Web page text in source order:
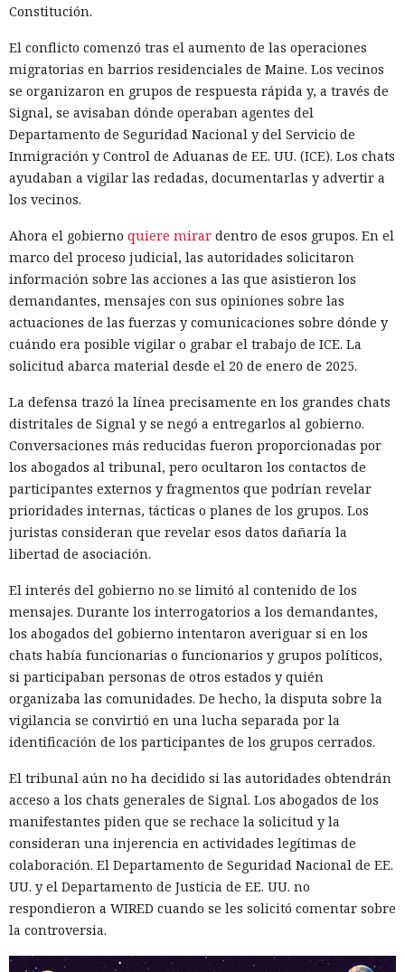
Constitución.
El conflicto comenzó tras el aumento de las operaciones
migratorias en barrios residenciales de Maine. Los vecinos
se organizaron en grupos de respuesta rápida y, a través de
Signal, se avisaban dónde operaban agentes del
Departamento de Seguridad Nacional y del Servicio de
Inmigración y Control de Aduanas de EE. UU. (ICE). Los chats
ayudaban a vigilar las redadas, documentarlas y advertir a
los vecinos.
Ahora el gobierno quiere mirar dentro de esos grupos. En el
marco del proceso judicial, las autoridades solicitaron
información sobre las acciones a las que asistieron los
demandantes, mensajes con sus opiniones sobre las
actuaciones de las fuerzas y comunicaciones sobre dónde y
cuándo era posible vigilar o grabar el trabajo de ICE. La
solicitud abarca material desde el 20 de enero de 2025.
La defensa trazó la línea precisamente en los grandes chats
distritales de Signal y se negó a entregarlos al gobierno.
Conversaciones más reducidas fueron proporcionadas por
los abogados al tribunal, pero ocultaron los contactos de
participantes externos y fragmentos que podrían revelar
prioridades internas, tácticas o planes de los grupos. Los
juristas consideran que revelar esos datos dañaría la
libertad de asociación.
El interés del gobierno no se limitó al contenido de los
mensajes. Durante los interrogatorios a los demandantes,
los abogados del gobierno intentaron averiguar si en los
chats había funcionarias o funcionarios y grupos políticos,
si participaban personas de otros estados y quién
organizaba las comunidades. De hecho, la disputa sobre la
vigilancia se convirtió en una lucha separada por la
identificación de los participantes de los grupos cerrados.
El tribunal aún no ha decidido si las autoridades obtendrán
acceso a los chats generales de Signal. Los abogados de los
manifestantes piden que se rechace la solicitud y la
consideran una injerencia en actividades legítimas de
colaboración. El Departamento de Seguridad Nacional de EE.
UU. y el Departamento de Justicia de EE. UU. no
respondieron a WIRED cuando se les solicitó comentar sobre
la controversia.